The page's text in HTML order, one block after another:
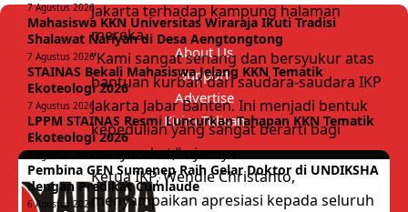
Jakarta terhadap kampung halaman
mereka.
“Kami sangat senang dan bersyukur atas
bantuan kurban dari saudara-saudara IKP
Jakarta Jabar Banten. Ini menjadi bentuk
kepedulian yang sangat berarti bagi
masyarakat,” ujarnya.
Ketua IKP, Wendie Christanto,
menyampaikan apresiasi kepada seluruh
7 Agustus 2026
Mahasiswa KKN Universitas Wiraraja Ikuti Tradisi
Shalawat Nariyah di Desa Aengtongtong
7 Agustus 2026
STAINAS Bekali Mahasiswa Jelang KKN Tematik
Ekoteologi 2026
7 Agustus 2026
LPPM STAINAS Resmi Luncurkan Tahapan KKN Tematik
Ekoteologi 2026
Pembina GEN Sumenep Raih Gelar Doktor di UNDIKSHA
dengan Predikat Cumlaude
6 Agustus 2026
About Us
Support
Advertise
Kirim Tulisan